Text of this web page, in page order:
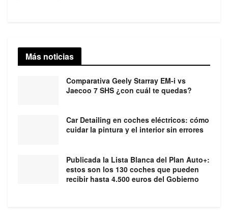
Más noticias
Comparativa Geely Starray EM-i vs
Jaecoo 7 SHS ¿con cuál te quedas?
Car Detailing en coches eléctricos: cómo
cuidar la pintura y el interior sin errores
Publicada la Lista Blanca del Plan Auto+:
estos son los 130 coches que pueden
recibir hasta 4.500 euros del Gobierno